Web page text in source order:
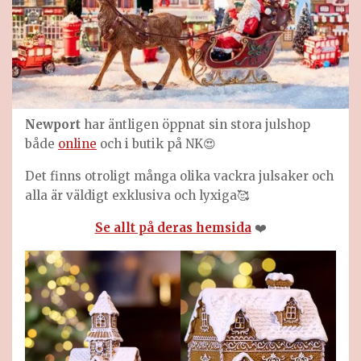
Newport har äntligen öppnat sin stora julshop
både online och i butik på NK😍
Det finns otroligt många olika vackra julsaker och
alla är väldigt exklusiva och lyxiga🥰
Se allt på deras hemsida❤️